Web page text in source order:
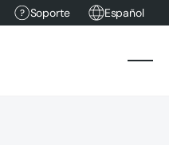
Soporte Español